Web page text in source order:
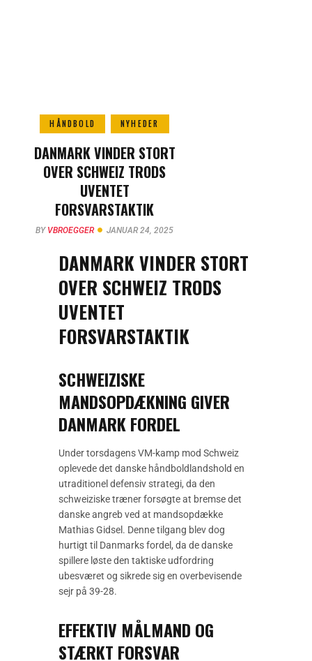
HÅNDBOLD NYHEDER
DANMARK VINDER STORT
OVER SCHWEIZ TRODS
UVENTET
FORSVARSTAKTIK
BY VBROEGGER JANUAR 24, 2025
DANMARK VINDER STORT
OVER SCHWEIZ TRODS
UVENTET
FORSVARSTAKTIK
SCHWEIZISKE
MANDSOPDÆKNING GIVER
DANMARK FORDEL
Under torsdagens VM-kamp mod Schweiz
oplevede det danske håndboldlandshold en
utraditionel defensiv strategi, da den
schweiziske træner forsøgte at bremse det
danske angreb ved at mandsopdække
Mathias Gidsel. Denne tilgang blev dog
hurtigt til Danmarks fordel, da de danske
spillere løste den taktiske udfordring
ubesværet og sikrede sig en overbevisende
sejr på 39-28.
EFFEKTIV MÅLMAND OG
STÆRKT FORSVAR